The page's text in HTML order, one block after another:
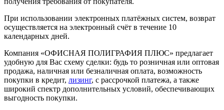
При использовании электронных платёжных систем, возврат
осуществляется на электронный счёт в течение 10
календарных дней.
Компания «ОФИСНАЯ ПОЛИГРАФИЯ ПЛЮС» предлагает
удобную для Вас схему сделки: будь то розничная или оптовая
продажа, наличная или безналичная оплата, возможность
покупки в кредит, лизинг, с рассрочкой платежа, а также
широкий спектр дополнительных условий, обеспечивающих
выгодность покупки.